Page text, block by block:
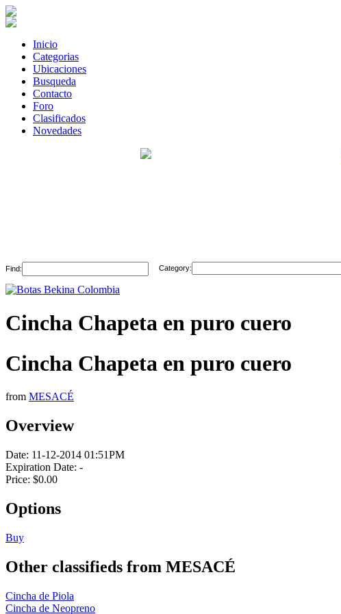
Inicio
Categorias
Ubicaciones
Busqueda
Contacto
Foro
Clasificados
Novedades
Find: Category:
Cincha Chapeta en puro cuero
Cincha Chapeta en puro cuero
from MESACÉ
Overview
Date: 11-12-2014 01:51PM
Expiration Date: -
Price: $0.00
Options
Buy
Other classifieds from MESACÉ
Cincha de Piola
Cincha de Neopreno